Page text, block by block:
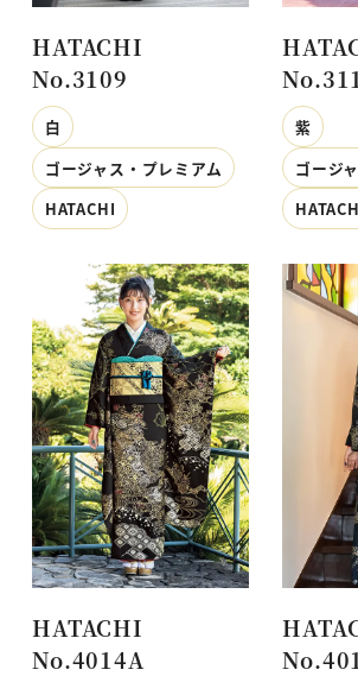
HATACHI
No.3109
白
ゴージャス・プレミアム
HATACHI
紫
ゴージ
HATACHI
No.4014A